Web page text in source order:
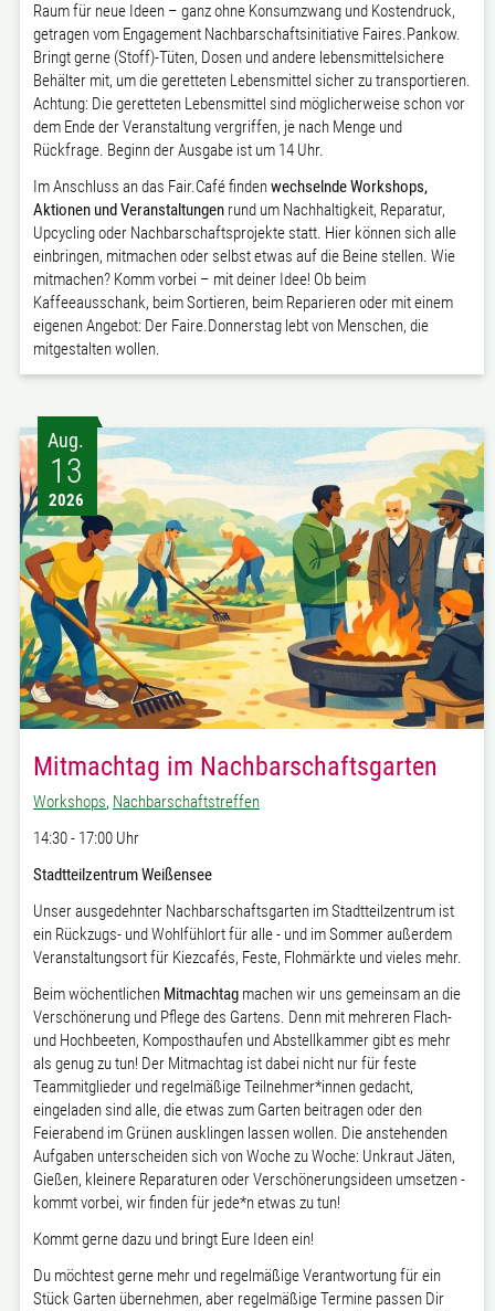
Raum für neue Ideen – ganz ohne Konsumzwang und Kostendruck,
getragen vom Engagement Nachbarschaftsinitiative Faires.Pankow.
Bringt gerne (Stoff)-Tüten, Dosen und andere lebensmittelsichere
Behälter mit, um die geretteten Lebensmittel sicher zu transportieren.
Achtung: Die geretteten Lebensmittel sind möglicherweise schon vor
dem Ende der Veranstaltung vergriffen, je nach Menge und
Rückfrage. Beginn der Ausgabe ist um 14 Uhr.
Im Anschluss an das Fair.Café findenwechselnde Workshops,
Aktionen und Veranstaltungen rund um Nachhaltigkeit, Reparatur,
Upcycling oder Nachbarschaftsprojekte statt. Hier können sich alle
einbringen, mitmachen oder selbst etwas auf die Beine stellen. Wie
mitmachen? Komm vorbei – mit deiner Idee! Ob beim
Kaffeeausschank, beim Sortieren, beim Reparieren oder mit einem
eigenen Angebot: Der Faire.Donnerstag lebt von Menschen, die
mitgestalten wollen.
Aug.
13
2026
Mitmachtag im Nachbarschaftsgarten
Workshops, Nachbarschaftstreffen
14:30 - 17:00 Uhr
Stadtteilzentrum Weißensee
Unser ausgedehnter Nachbarschaftsgarten im Stadtteilzentrum ist
ein Rückzugs- und Wohlfühlort für alle - und im Sommer außerdem
Veranstaltungsort für Kiezcafés, Feste, Flohmärkte und vieles mehr.
Beim wöchentlichen Mitmachtag machen wir uns gemeinsam an die
Verschönerung und Pflege des Gartens. Denn mit mehreren Flach-
und Hochbeeten, Komposthaufen und Abstellkammer gibt es mehr
als genug zu tun! Der Mitmachtag ist dabei nicht nur für feste
Teammitglieder und regelmäßige Teilnehmer*innen gedacht,
eingeladen sind alle, die etwas zum Garten beitragen oder den
Feierabend im Grünen ausklingen lassen wollen. Die anstehenden
Aufgaben unterscheiden sich von Woche zu Woche: Unkraut Jäten,
Gießen, kleinere Reparaturen oder Verschönerungsideen umsetzen -
kommt vorbei, wir finden für jede*n etwas zu tun!
Kommt gerne dazu und bringt Eure Ideen ein!
Du möchtest gerne mehr und regelmäßige Verantwortung für ein
Stück Garten übernehmen, aber regelmäßige Termine passen Dir